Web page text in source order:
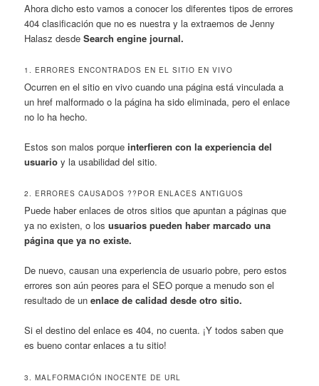
Ahora dicho esto vamos a conocer los diferentes tipos de errores
404clasificación que no es nuestra y la extraemos de Jenny
Halasz desdeSearch engine journal.
1. ERRORES ENCONTRADOS EN EL SITIO EN VIVO
Ocurren en el sitio en vivo cuando una página está vinculada a
un href malformado o la página ha sido eliminada, pero el enlace
no lo ha hecho.
Estos son malos porque interfieren con la experiencia del
usuario y la usabilidad del sitio.
2. ERRORES CAUSADOS ??POR ENLACES ANTIGUOS
Puede haber enlaces de otros sitios que apuntan a páginas que
ya no existen, o losusuarios pueden haber marcado una
página que ya no existe.
De nuevo, causan una experiencia de usuario pobre, pero estos
errores son aún peores para el SEO porque a menudo son el
resultado de unenlace de calidad desde otro sitio.
Si el destino del enlace es 404, no cuenta. ¡Y todos saben que
es bueno contar enlaces a tu sitio!
3. MALFORMACIÓN INOCENTE DE URL